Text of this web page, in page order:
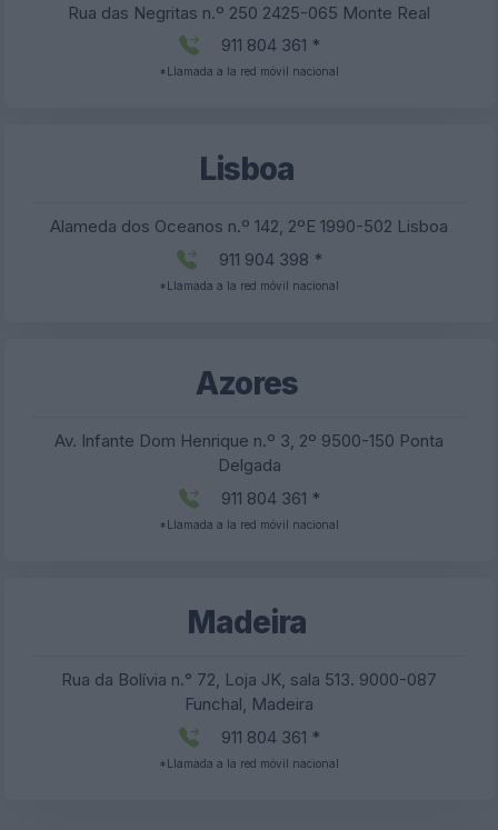
Rua das Negritas n.º 250 2425-065 Monte Real
911 804 361 *
*Llamada a la red móvil nacional
Lisboa
Alameda dos Oceanos n.º 142, 2ºE 1990-502 Lisboa
911 904 398 *
*Llamada a la red móvil nacional
Azores
Av. Infante Dom Henrique n.º 3, 2º 9500-150 Ponta
Delgada
911 804 361 *
*Llamada a la red móvil nacional
Madeira
Rua da Bolívia n.° 72, Loja JK, sala 513. 9000-087
Funchal, Madeira
911 804 361 *
*Llamada a la red móvil nacional